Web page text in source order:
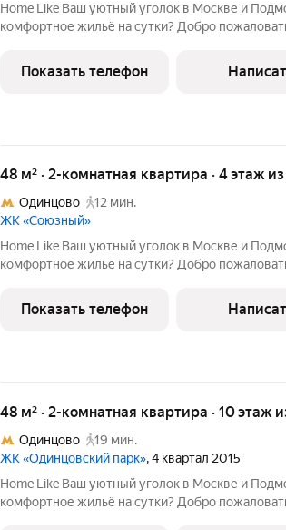
Home Like Ваш уютный уголок в Москве и Подмосковье! Ищете
комфортное жильё на сутки? Добро пожаловать в
вы оцените: Заселение 24/7 заезжайте в любое время, даже
ночью
Показать телефон
48 м² · 2-комнатная квартира · 4 этаж
Одинцово
12 мин.
ЖК «Союзный»
Home Like Ваш уютный уголок в Москве и Подмосковье! Ищете
комфортное жильё на сутки? Добро пожаловать в
вы оцените: Заселение 24/7 заезжайте в любое время, даже
ночью
Показать телефон
48 м² · 2-комнатная квартира · 10 этаж
Одинцово
19 мин.
ЖК «Одинцовский парк», 4 квартал 2015
Home Like Ваш уютный уголок в Москве и Подмосковье! Ищете
комфортное жильё на сутки? Добро пожаловать в